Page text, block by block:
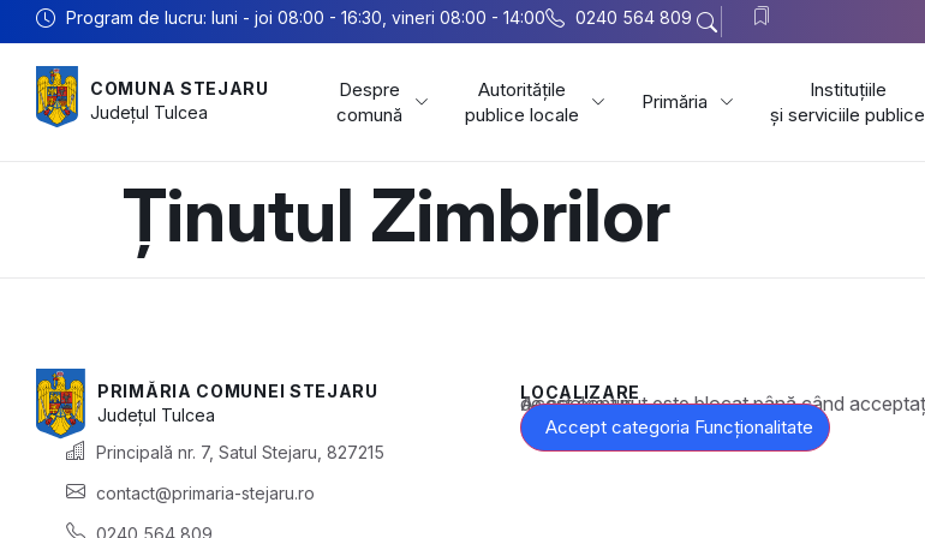
Program de lucru: luni - joi 08:00 - 16:30, vineri 08:00 - 14:00 0240 564 809
COMUNA STEJARU
Județul Tulcea
Despre
comună
Autoritățile
publice locale
Primăria
Instituțiile
și serviciile publice
Ținutul Zimbrilor
PRIMĂRIA COMUNEI STEJARU
Județul Tulcea
Principală nr. 7, Satul Stejaru, 827215
contact@primaria-stejaru.ro
0240 564 809
LOCALIZARE
Acest conținut este blocat până când acceptați categoria corespunzătoare de cookie-uri.
Accept categoria Funcționalitate